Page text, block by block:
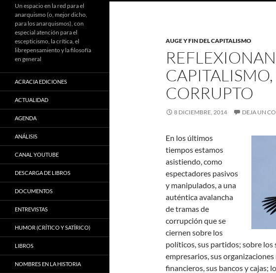
AUGE Y FIN DEL CAPITALISMO
CORRUPTO
8 DICIEMBRE, 2014 DEJA UN
En los últimos
tiempos estamos
asistiendo, como
espectadores pasivos
y manipulados, a una
auténtica avalancha
de tramas de
corrupción que se
ciernen sobre los
políticos, sus partidos; sobre
empresarios, sus
financieros, sus bancos y cajas;
Un espacio en la red para el
anarquismo (o, mejor dicho,
para los anarquismos), con
especial atención para el
escepticismo, la crítica, el
librepensamiento y la filosofía
en general
ACRACIA EDICIONES
ACTUALIDAD
AGENDA
ANÁLISIS
CANAL YOUTUBE
DESCARGA DE LIBROS
DOCUMENTOS
ENTREVISTAS
HUMOR (CRÍTICO Y SATÍRICO)
LIBROS
NOMBRES EN LA HISTORIA